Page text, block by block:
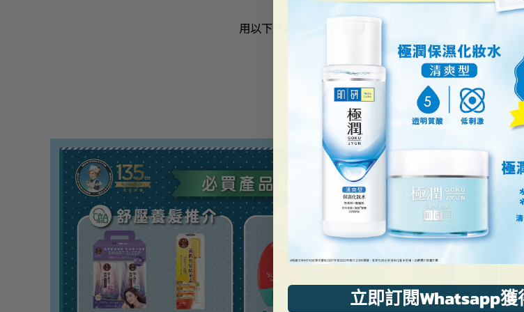
用以下建議配搭為例，顧客輕易可達$350消費，立即獲
萬寧門市: https://bit.ly/
萬寧網店: https://bit.ly/
立即訂閱Whatsapp獲